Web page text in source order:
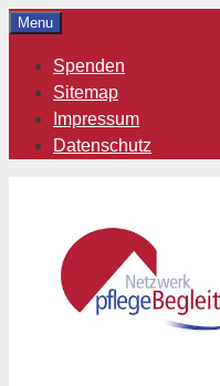
Zum
springen
Menu
Spenden
Sitemap
Impressum
Datenschutz